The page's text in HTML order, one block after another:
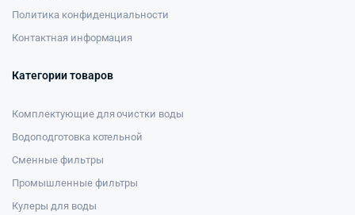
Политика конфиденциальности
Контактная информация
Категории товаров
Комплектующие для очистки воды
Водоподготовка котельной
Сменные фильтры
Промышленные фильтры
Кулеры для воды